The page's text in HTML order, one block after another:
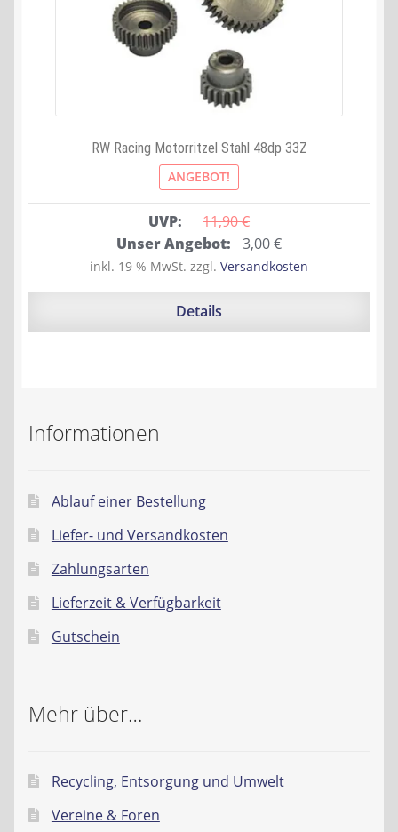
RW Racing Motorritzel Stahl 48dp 33Z
ANGEBOT!
UVP: 11,90 €
Ursprünglicher
Preis
war:
Unser Angebot: 3,00€Aktueller
Preis
ist:
inkl. 19 % MwSt. zzgl. Versandkosten
Details
Informationen
Ablauf einer Bestellung
Liefer- und Versandkosten
Zahlungsarten
Lieferzeit & Verfügbarkeit
Gutschein
Mehr über…
Recycling, Entsorgung und Umwelt
Vereine & Foren